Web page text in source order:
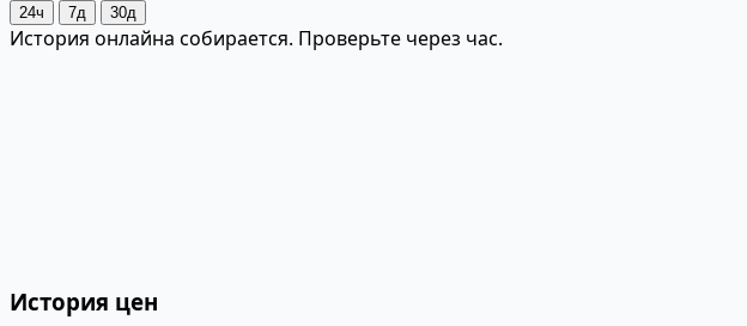
24ч 7д 30д
История онлайна собирается. Проверьте через час.
История цен